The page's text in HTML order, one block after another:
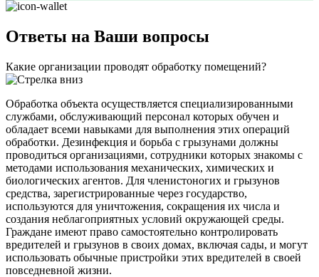
Ответы на Ваши вопросы
Какие организации проводят обработку помещений?
Обработка объекта осуществляется специализированными
службами, обслуживающий персонал которых обучен и
обладает всеми навыками для выполнения этих операций
обработки. Дезинфекция и борьба с грызунами должны
проводиться организациями, сотрудники которых знакомы с
методами использования механических, химических и
биологических агентов. Для членистоногих и грызунов
средства, зарегистрированные через государство,
используются для уничтожения, сокращения их числа и
создания неблагоприятных условий окружающей среды.
Граждане имеют право самостоятельно контролировать
вредителей и грызунов в своих домах, включая сады, и могут
использовать обычные пристройки этих вредителей в своей
повседневной жизни.